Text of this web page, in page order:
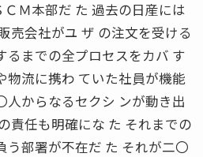
Ｍ本部だ た 過去の日産には
売会社がユ ザ の注文を受ける
るまでの全プロセスをカバ す
物流に携わ ていた社員が機能
人からなるセクシ ンが動き出
責任も明確にな た それまでの
う部署が不在だ た それが二〇